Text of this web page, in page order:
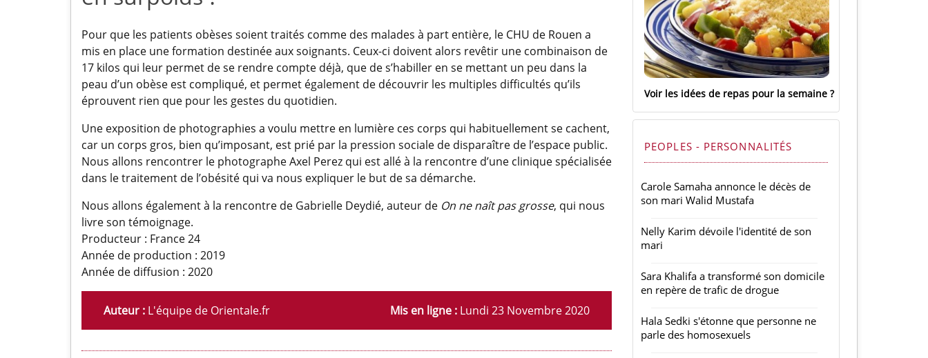
Pour que les patients obèses soient traités comme des malades à part entière, le CHU de Rouen a
mis en place une formation destinée aux soignants. Ceux-ci doivent alors revêtir une combinaison de
17 kilos qui leur permet de se rendre compte déjà, que de s’habiller en se mettant un peu dans la
peau d’un obèse est compliqué, et permet également de découvrir les multiples difficultés qu’ils
éprouvent rien que pour les gestes du quotidien.
Une exposition de photographies a voulu mettre en lumière ces corps qui habituellement se cachent,
car un corps gros, bien qu’imposant, est prié par la pression sociale de disparaître de l’espace public.
Nous allons rencontrer le photographe Axel Perez qui est allé à la rencontre d’une clinique spécialisée
dans le traitement de l’obésité qui va nous expliquer le but de sa démarche.
Nous allons également à la rencontre de Gabrielle Deydié, auteur de On ne naît pas grosse, qui nous
livre son témoignage.
Producteur : France 24
Année de production : 2019
Année de diffusion : 2020
Auteur : L'équipe de Orientale.fr Mis en ligne : Lundi 23 Novembre 2020
Voir les idées de repas pour la semaine
PEOPLES - PERSONNALITÉS
Carole Samaha annonce le décès de
son mari Walid Mustafa
Nelly Karim dévoile l'identité de son
mari
Sara Khalifa a transformé son domicile
en repère de trafic de drogue
Hala Sedki s'étonne que personne ne
parle des homosexuels